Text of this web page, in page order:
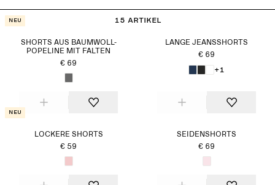
15 Artikel
Neu
SHORTS AUS BAUMWOLL-
POPELINE MIT FALTEN
€ 69
LANGE JEANSSHORTS
€ 69
+1
Neu
LOCKERE SHORTS
€ 59
SEIDENSHORTS
€ 69